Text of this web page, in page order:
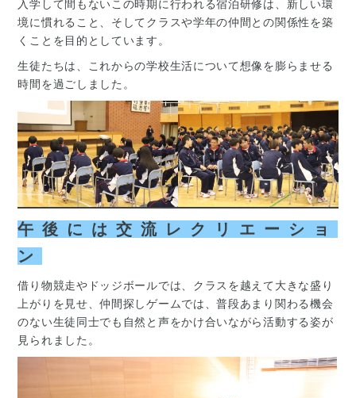
入学して間もないこの時期に行われる宿泊研修は、新しい環
境に慣れること、そしてクラスや学年の仲間との関係性を築
くことを目的としています。
生徒たちは、これからの学校生活について想像を膨らませる
時間を過ごしました。
午後には交流レクリエーショ
ン
借り物競走やドッジボールでは、クラスを越えて大きな盛り
上がりを見せ、仲間探しゲームでは、普段あまり関わる機会
のない生徒同士でも自然と声をかけ合いながら活動する姿が
見られました。